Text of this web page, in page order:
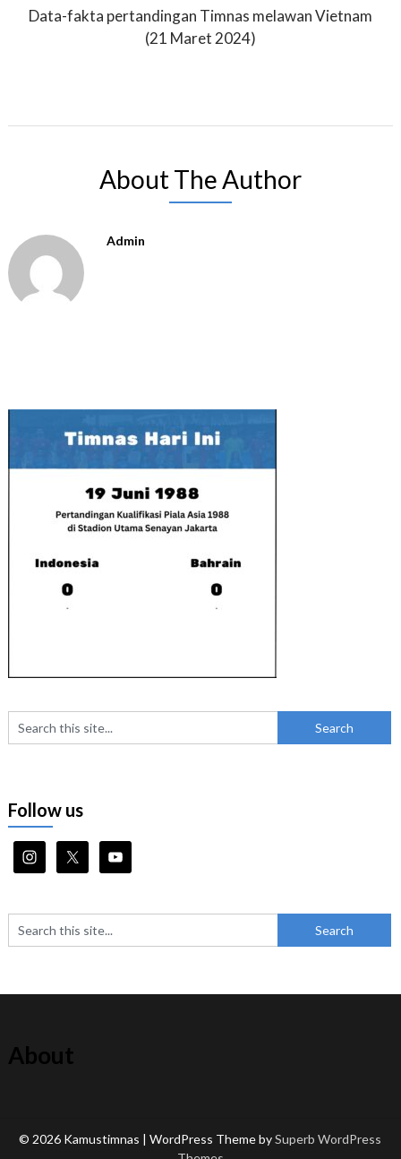
Data-fakta pertandingan Timnas melawan Vietnam
(21 Maret 2024)
About The Author
Admin
Follow us
About
© 2026 Kamustimnas | WordPress Theme bySuperb WordPress